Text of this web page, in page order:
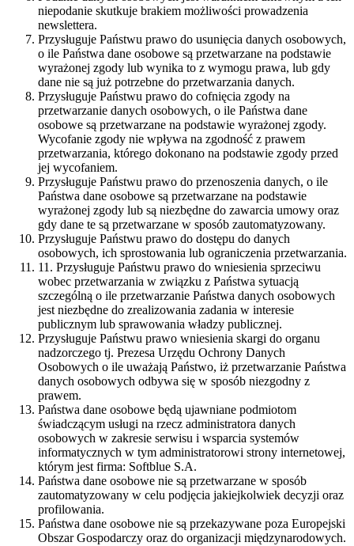
niepodanie skutkuje brakiem możliwości prowadzenia
newslettera.
Przysługuje Państwu prawo do usunięcia danych osobowych,
o ile Państwa dane osobowe są przetwarzane na podstawie
wyrażonej zgody lub wynika to z wymogu prawa, lub gdy
dane nie są już potrzebne do przetwarzania danych.
Przysługuje Państwu prawo do cofnięcia zgody na
przetwarzanie danych osobowych, o ile Państwa dane
osobowe są przetwarzane na podstawie wyrażonej zgody.
Wycofanie zgody nie wpływa na zgodność z prawem
przetwarzania, którego dokonano na podstawie zgody przed
jej wycofaniem.
Przysługuje Państwu prawo do przenoszenia danych, o ile
Państwa dane osobowe są przetwarzane na podstawie
wyrażonej zgody lub są niezbędne do zawarcia umowy oraz
gdy dane te są przetwarzane w sposób zautomatyzowany.
Przysługuje Państwu prawo do dostępu do danych
osobowych, ich sprostowania lub ograniczenia przetwarzania.
11. Przysługuje Państwu prawo do wniesienia sprzeciwu
wobec przetwarzania w związku z Państwa sytuacją
szczególną o ile przetwarzanie Państwa danych osobowych
jest niezbędne do zrealizowania zadania w interesie
publicznym lub sprawowania władzy publicznej.
Przysługuje Państwu prawo wniesienia skargi do organu
nadzorczego tj. Prezesa Urzędu Ochrony Danych
Osobowych o ile uważają Państwo, iż przetwarzanie Państwa
danych osobowych odbywa się w sposób niezgodny z
prawem.
Państwa dane osobowe będą ujawniane podmiotom
świadczącym usługi na rzecz administratora danych
osobowych w zakresie serwisu i wsparcia systemów
informatycznych w tym administratorowi strony internetowej,
którym jest firma: Softblue S.A.
Państwa dane osobowe nie są przetwarzane w sposób
zautomatyzowany w celu podjęcia jakiejkolwiek decyzji oraz
profilowania.
Państwa dane osobowe nie są przekazywane poza Europejski
Obszar Gospodarczy oraz do organizacji międzynarodowych.